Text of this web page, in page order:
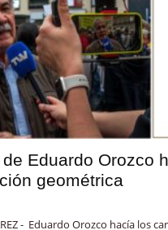
Eduardo Orozco
geométrica
- Eduardo Orozco hacía los